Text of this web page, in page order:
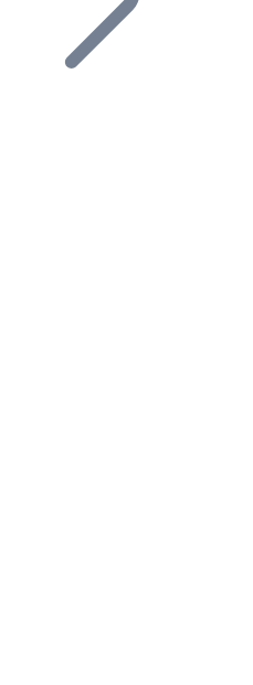
tuo ecosistema.
rivenditori e
progetto al nostro servizio di